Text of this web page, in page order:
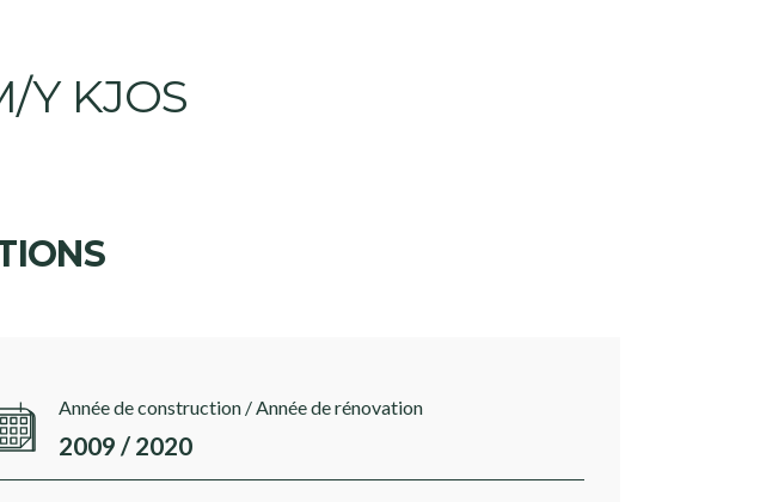
Y KJOS
Année de construction / Année de rénovation
2009 / 2020